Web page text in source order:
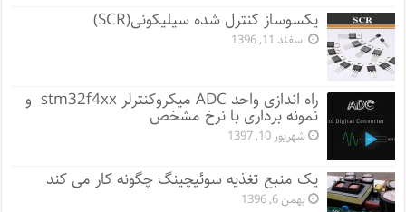
یکسوساز کنترل شده سیلیکونی(SCR)
اسفند 11, 1396
راه اندازی واحد ADC میکروکنترلر stm32f4xx و
نمونه برداری با نرخ مشخص
شهریور 10, 1397
یک منبع تغذیه سوئیچینگ چگونه کار می کند
بهمن 6, 1396